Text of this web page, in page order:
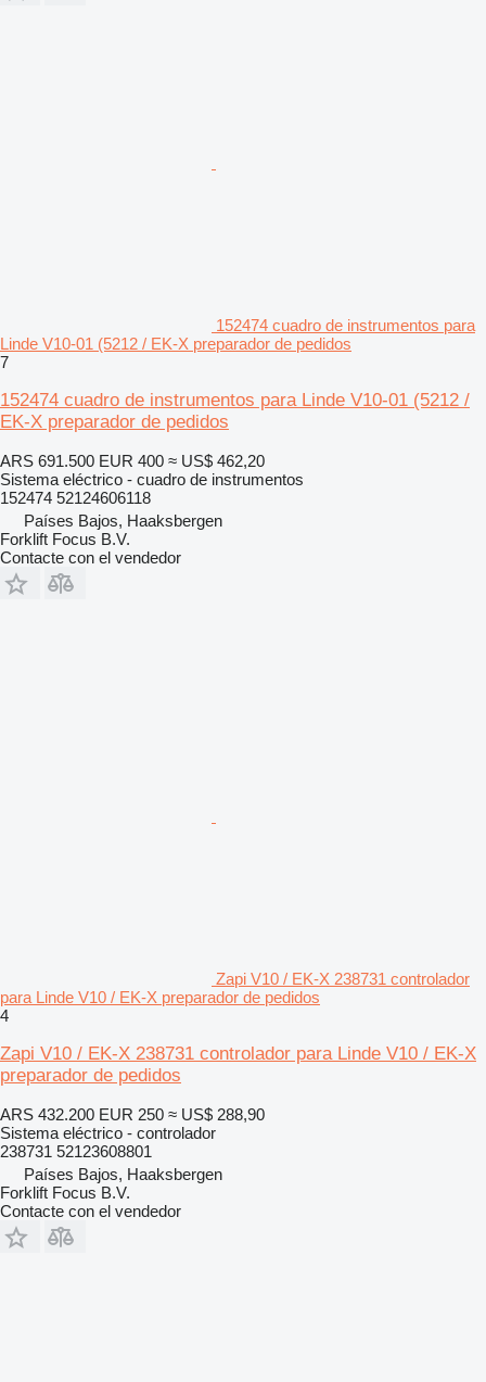
152474 cuadro de instrumentos para
Linde V10-01 (5212 / EK-X preparador de pedidos
7
152474 cuadro de instrumentos para Linde V10-01 (5212 /
EK-X preparador de pedidos
ARS 691.500 EUR 400 ≈ US$ 462,20
Sistema eléctrico - cuadro de instrumentos
152474 52124606118
Países Bajos, Haaksbergen
Forklift Focus B.V.
Contacte con el vendedor
Zapi V10 / EK-X 238731 controlador
para Linde V10 / EK-X preparador de pedidos
4
Zapi V10 / EK-X 238731 controlador para Linde V10 / EK-X
preparador de pedidos
ARS 432.200 EUR 250 ≈ US$ 288,90
Sistema eléctrico - controlador
238731 52123608801
Países Bajos, Haaksbergen
Forklift Focus B.V.
Contacte con el vendedor